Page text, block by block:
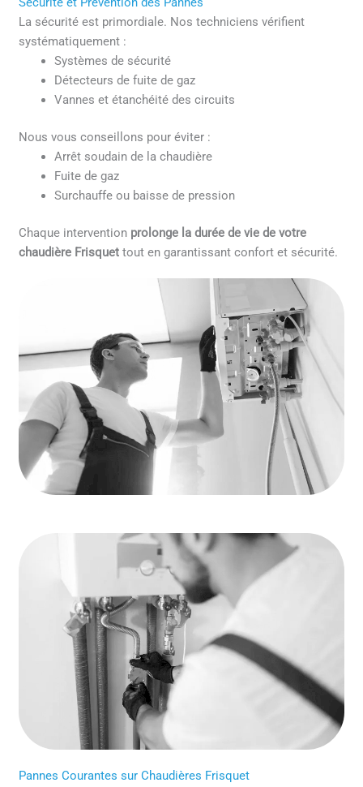
La sécurité est primordiale. Nos techniciens vérifient
systématiquement :
Systèmes de sécurité
Détecteurs de fuite de gaz
Vannes et étanchéité des circuits
Nous vous conseillons pour éviter :
Arrêt soudain de la chaudière
Fuite de gaz
Surchauffe ou baisse de pression
Chaque intervention prolonge la durée de vie de votre
chaudière Frisquet tout en garantissant confort et sécurité.
Pannes Courantes sur Chaudières Frisquet